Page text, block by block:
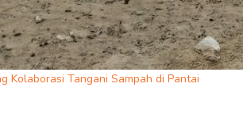
Kolaborasi Tangani Sampah di Pantai